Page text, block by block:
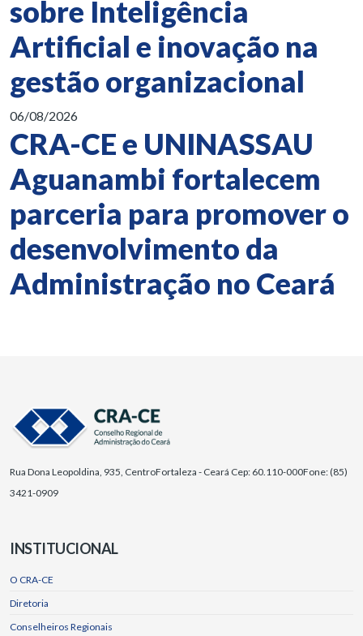
sobre Inteligência
Artificial e inovação na
gestão organizacional
06/08/2026
CRA-CE e UNINASSAU
Aguanambi fortalecem
parceria para promover o
desenvolvimento da
Administração no Ceará
Rua Dona Leopoldina, 935, CentroFortaleza - Ceará Cep: 60.110-000Fone: (85)
3421-0909
INSTITUCIONAL
O CRA-CE
Diretoria
Conselheiros Regionais